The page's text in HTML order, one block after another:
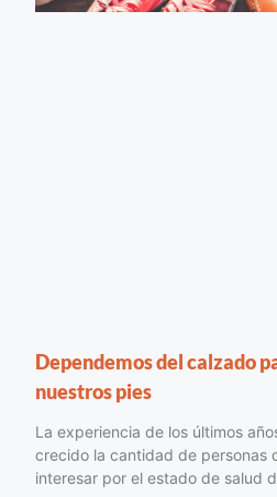
Dependemos del calzado
nuestros pies
La experiencia de los últimos
crecido la cantidad de personas
interesar por el estado de salud